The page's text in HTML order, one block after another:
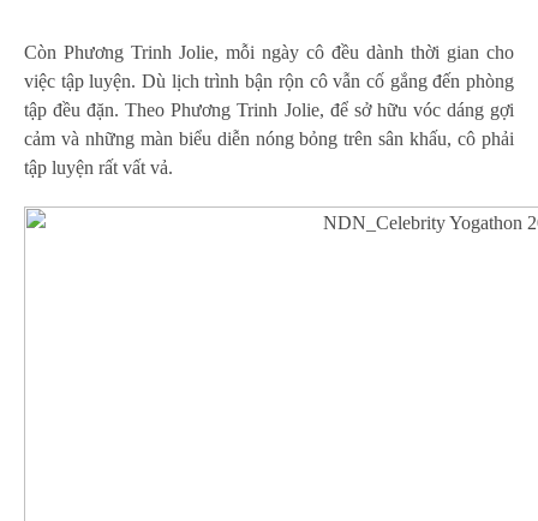
Còn Phương Trinh Jolie, mỗi ngày cô đều dành thời gian cho
việc tập luyện. Dù lịch trình bận rộn cô vẫn cố gắng đến phòng
tập đều đặn. Theo Phương Trinh Jolie, để sở hữu vóc dáng gợi
cảm và những màn biểu diễn nóng bỏng trên sân khấu, cô phải
tập luyện rất vất vả.